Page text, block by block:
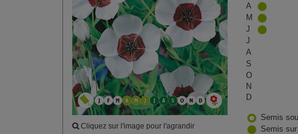
Cliquez sur l'image pour l'agrandir
A
M
J
J
A
S
O
N
D
Semis
Semis